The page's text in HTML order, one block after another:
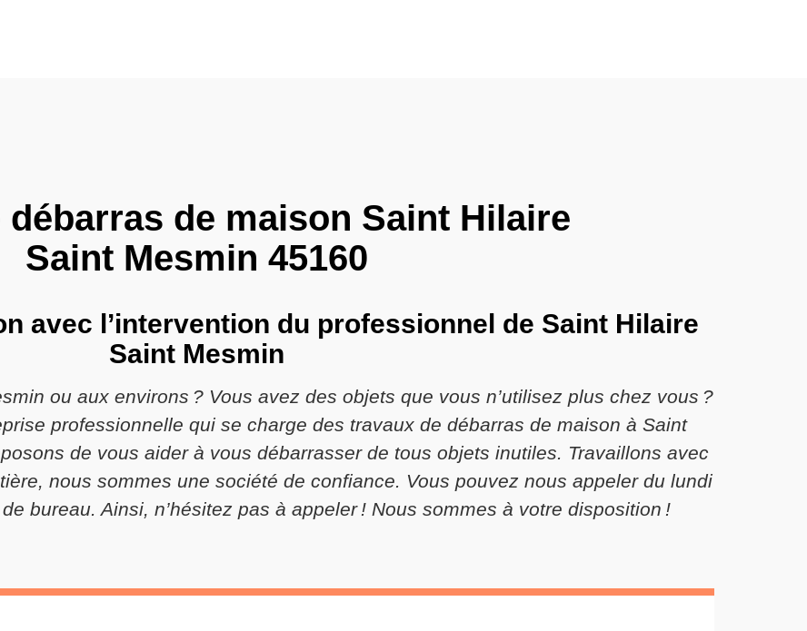
de maison Saint Hilaire
Saint Mesmin 45160
avec l’intervention du professionnel de Saint Hilaire
Saint Mesmin
ou aux environs ? Vous avez des objets que vous n’utilisez plus chez vous ?
professionnelle qui se charge des travaux de débarras de maison à Saint
de vous aider à vous débarrasser de tous objets inutiles. Travaillons avec
nous sommes une société de confiance. Vous pouvez nous appeler du lundi
bureau. Ainsi, n’hésitez pas à appeler ! Nous sommes à votre disposition !